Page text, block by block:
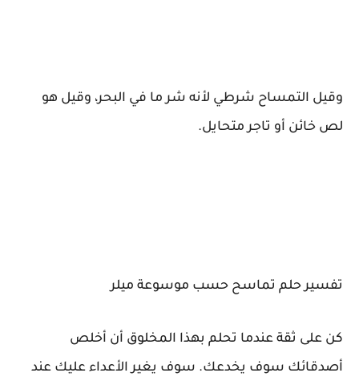
وقيل التمساح شرطي لأنه شر ما في البحر، وقيل هو
لص خائن أو تاجر متحايل.
تفسير حلم تماسح حسب موسوعة ميلر
كن على ثقة عندما تحلم بهذا المخلوق أن أخلص
أصدقائك سوف يخدعك. سوف يغير الأعداء عليك عند